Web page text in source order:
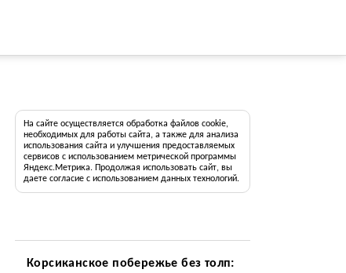
На сайте осуществляется обработка файлов cookie,
необходимых для работы сайта, а также для анализа
использования сайта и улучшения предоставляемых
сервисов с использованием метрической программы
Яндекс.Метрика. Продолжая использовать сайт, вы
даете согласие с использованием данных технологий.
Корсиканское побережье без толп: